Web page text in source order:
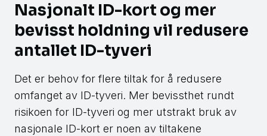
Nasjonalt ID-kort og mer
bevisst holdning vil redusere
antallet ID-tyveri
Det er behov for flere tiltak for å redusere
omfanget av ID-tyveri. Mer bevissthet rundt
risikoen for ID-tyveri og mer utstrakt bruk av
nasjonale ID-kort er noen av tiltakene